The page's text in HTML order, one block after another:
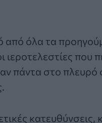
από όλα τα
που
πάντα στο πλευρό
κατευθύνσεις,